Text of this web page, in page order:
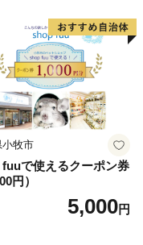
小牧市
で使えるクーポン券
円）
5,000円